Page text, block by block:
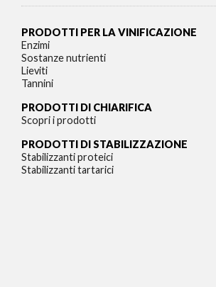
PRODOTTI PER LA VINIFICAZIONE
Enzimi
Sostanze nutrienti
Lieviti
Tannini
PRODOTTI DI CHIARIFICA
Scopri i prodotti
PRODOTTI DI STABILIZZAZIONE
Stabilizzanti proteici
Stabilizzanti tartarici